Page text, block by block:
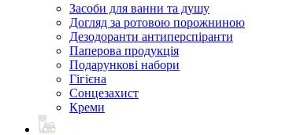
Засоби для ванни та душу
Догляд за ротовою порожниною
Дезодоранти антиперспіранти
Паперова продукція
Подарункові набори
Гігієна
Сонцезахист
Креми